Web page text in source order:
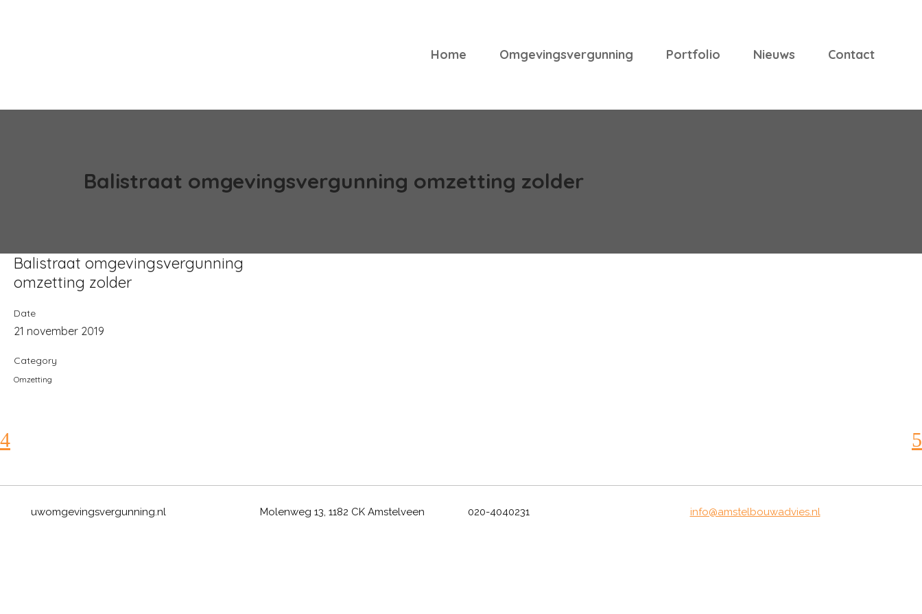
Home Omgevingsvergunning Portfolio Nieuws Contact
Balistraat omgevingsvergunning omzetting zolder
Balistraat omgevingsvergunning
omzetting zolder
Date
21 november 2019
Category
Omzetting
uwomgevingsvergunning.nl Molenweg 13, 1182 CK Amstelveen 020-4040231 info@amstelbouwadvies.nl